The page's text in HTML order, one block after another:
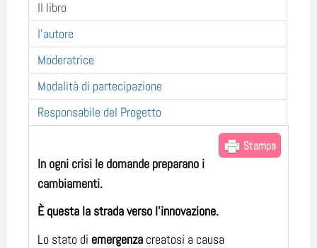
Il libro
l'autore
Moderatrice
Modalità di partecipazione
Responsabile del Progetto
Stampa
In ogni crisi le domande preparano i
cambiamenti.
È questa la strada verso l’innovazione.
Lo stato di emergenza creatosi a causa